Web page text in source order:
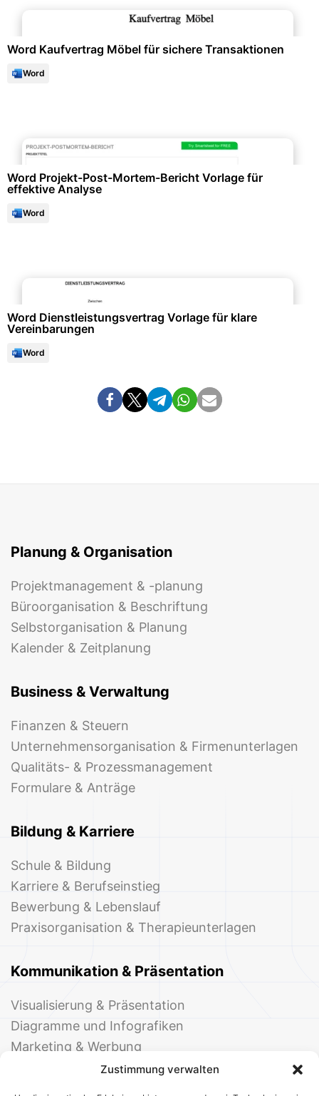
Zustimmung verwalten
Word Kaufvertrag Möbel für sichere Transaktionen
Word
Word Projekt-Post-Mortem-Bericht Vorlage für
effektive Analyse
Word
Word Dienstleistungsvertrag Vorlage für klare
Vereinbarungen
Word
Planung & Organisation
Projektmanagement & -planung
Büroorganisation & Beschriftung
Selbstorganisation & Planung
Kalender & Zeitplanung
Business & Verwaltung
Finanzen & Steuern
Unternehmensorganisation & Firmenunterlagen
Qualitäts- & Prozessmanagement
Formulare & Anträge
Bildung & Karriere
Schule & Bildung
Karriere & Berufseinstieg
Bewerbung & Lebenslauf
Praxisorganisation & Therapieunterlagen
Kommunikation & Präsentation
Visualisierung & Präsentation
Diagramme und Infografiken
Marketing & Werbung
Events & Einladungen